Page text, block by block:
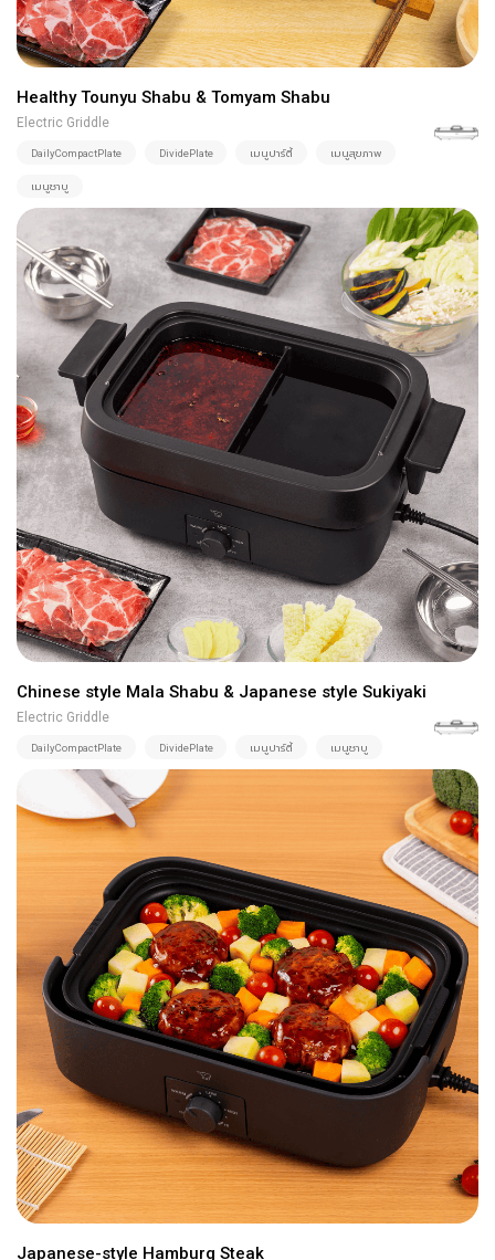
Healthy Tounyu Shabu & Tomyam Shabu
Electric Griddle
DailyCompactPlate DividePlate เมนูปาร์ตี้ เมนูสุขภาพ
เมนูชาบู
Chinese style Mala Shabu & Japanese style Sukiyaki
Electric Griddle
DailyCompactPlate DividePlate เมนูปาร์ตี้ เมนูชาบู
Japanese-style Hamburg Steak